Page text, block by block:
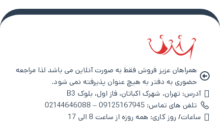
همراهان عزیز فروش فقط به صورت آنلاین می باشد لذا مراجعه
حضوری به دفتر به هیچ عنوان پذیرفته نمی شود.
آدرس: تهران، شهرک اکباتان، فاز اول، بلوک B3
تلفن های تماس: 09125167945 – 02144646088
ساعات/ روز کاری: همه روزه از ساعت 8 الی 17